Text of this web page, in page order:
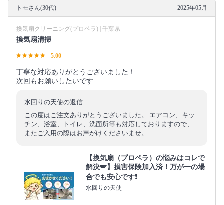
トモさん(30代) 2025年05月
換気扇クリーニング(プロペラ) | 千葉県
換気扇清掃
5.00
丁寧な対応ありがとうございました！
次回もお願いしたいです
水回りの天使の返信
この度はご注文ありがとうございました。 エアコン、キッ
チン、浴室、トイレ、洗面所等も対応しておりますので、
またご入用の際はお声がけくださいませ。
【換気扇（プロペラ）の悩みはコレで
解決🪽】損害保険加入済！万が一の場
合でも安心です❗️
水回りの天使